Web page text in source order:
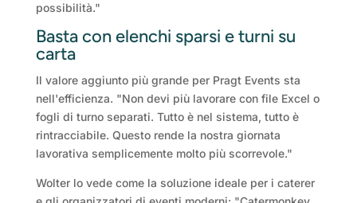
possibilità."
Basta con elenchi sparsi e turni su
carta
Il valore aggiunto più grande per Pragt Events sta
nell'efficienza. "Non devi più lavorare con file Excel o
fogli di turno separati. Tutto è nel sistema, tutto è
rintracciabile. Questo rende la nostra giornata
lavorativa semplicemente molto più scorrevole."
Wolter lo vede come la soluzione ideale per i caterer